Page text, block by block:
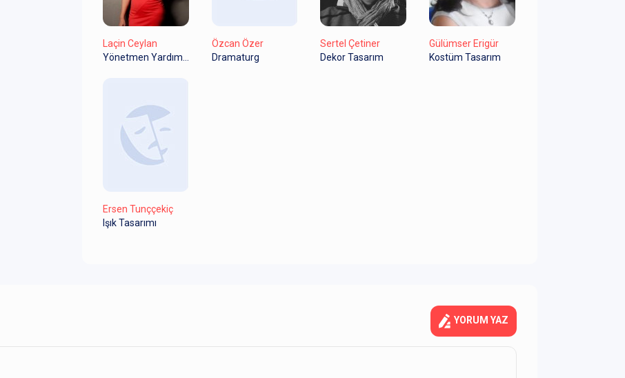
Laçin Ceylan
Yönetmen Yardımcısı
Özcan Özer
Dramaturg
Sertel Çetiner
Dekor Tasarım
Gülümser Erigür
Kostüm Tasarım
Ersen Tunççekiç
Işık Tasarımı
YORUM YAZ